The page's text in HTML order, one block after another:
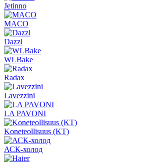
Jetinno
MACO
Dazzl
WLBake
Radax
Lavezzini
LA PAVONI
Koneteollisuus (KT)
АСК-холод